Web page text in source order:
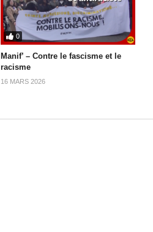
0
Manif’ – Contre le fascisme et le
racisme
16 MARS 2026